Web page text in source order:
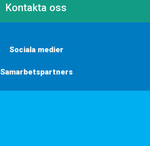
Kontakta oss
Sociala medier
Samarbetspartners